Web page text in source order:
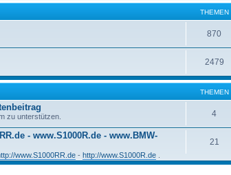
THEMEN
870
2479
THEMEN
zu unterstützen. 4
- www.S1000R.de - www.BMW-
www.S1000RR.de - http://www.S1000R.de
21